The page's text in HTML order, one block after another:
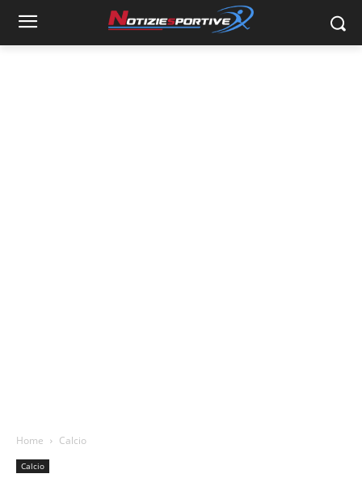
Home Calcio
Calcio